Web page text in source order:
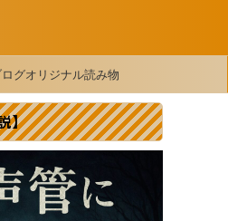
ログオリジナル読み物
】